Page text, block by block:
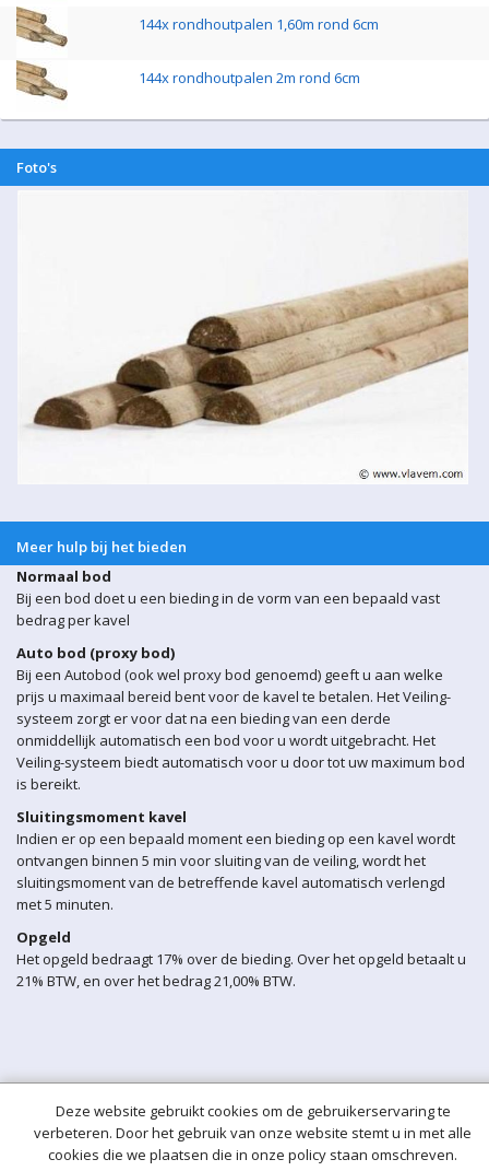
144x rondhoutpalen 1,60m rond 6cm
144x rondhoutpalen 2m rond 6cm
Foto's
Meer hulp bij het bieden
Normaal bod
Bij een bod doet u een bieding in de vorm van een bepaald vast
bedrag per kavel
Auto bod (proxy bod)
Bij een Autobod (ook wel proxy bod genoemd) geeft u aan welke
prijs u maximaal bereid bent voor de kavel te betalen. Het Veiling-
systeem zorgt er voor dat na een bieding van een derde
onmiddellijk automatisch een bod voor u wordt uitgebracht. Het
Veiling-systeem biedt automatisch voor u door tot uw maximum bod
is bereikt.
Sluitingsmoment kavel
Indien er op een bepaald moment een bieding op een kavel wordt
ontvangen binnen 5 min voor sluiting van de veiling, wordt het
sluitingsmoment van de betreffende kavel automatisch verlengd
met 5 minuten.
Opgeld
Het opgeld bedraagt 17% over de bieding. Over het opgeld betaalt u
21% BTW, en over het bedrag 21,00% BTW.
Deze website gebruikt cookies om de gebruikerservaring te
verbeteren. Door het gebruik van onze website stemt u in met alle
cookies die we plaatsen die in onze policy staan omschreven.